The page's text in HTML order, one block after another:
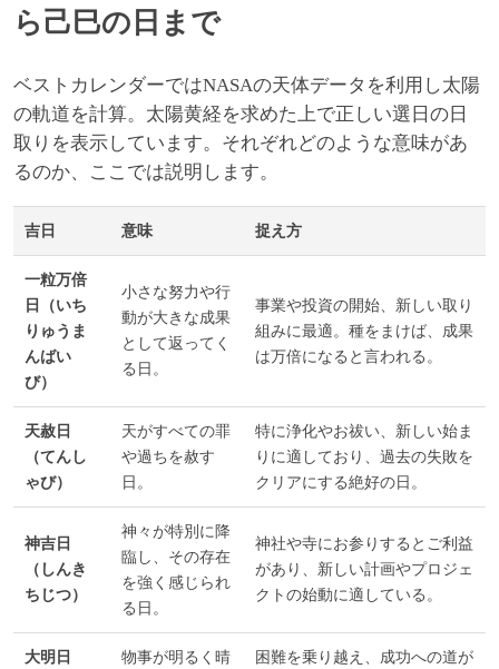
ら己巳の日まで
ベストカレンダーではNASAの天体データを利用し太陽
の軌道を計算。太陽黄経を求めた上で正しい選日の日
取りを表示しています。それぞれどのような意味があ
るのか、ここでは説明します。
吉日 意味 捉え方
一粒万倍
日（いち
りゅうま
んばい
び）
小さな努力や行
動が大きな成果
として返ってく
る日。
事業や投資の開始、新しい取り
組みに最適。種をまけば、成果
は万倍になると言われる。
天赦日
（てんし
ゃび）
天がすべての罪
や過ちを赦す
日。
特に浄化やお祓い、新しい始ま
りに適しており、過去の失敗を
クリアにする絶好の日。
神吉日
（しんき
ちじつ）
神々が特別に降
臨し、その存在
を強く感じられ
る日。
神社や寺にお参りするとご利益
があり、新しい計画やプロジェ
クトの始動に適している。
大明日
物事が明るく晴
困難を乗り越え、成功への道が